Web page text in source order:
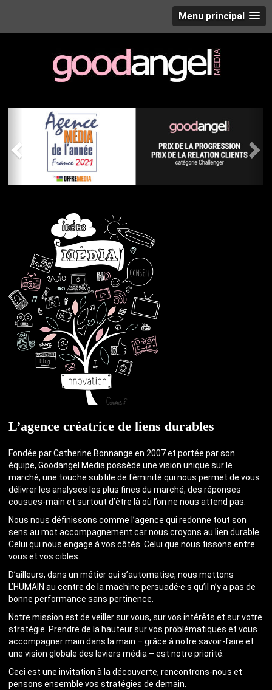
Menu principal
L’agence créatrice de liens durables
Fondée par Catherine Bonnange en 2007 et portée par son
équipe, Goodangel Media possède une vision unique sur le
marché, une touche subtile de féminité qui nous permet de vous
délivrer les analyses les plus fines du marché, des réponses
cousues-main et surtout d’être là où l’on ne nous attend pas.
Nous nous définissons comme l’agence qui redonne tout son
sens au mot accompagnement car nous croyons au lien durable.
Celui qui nous engage à vos côtés. Celui que nous tissons entre
vous et vos cibles.
D’ailleurs, dans un métier qui s’automatise, nous mettons
L’HUMAIN au centre de la machine persuadé·e·s qu’il n’y a pas de
bonne performance sans pertinence.
Notre mission est de veiller sur vous, sur vos intérêts et sur votre
stratégie. Prendre de la hauteur sur vos problématiques et vous
accompagner main dans la main – grâce à notre savoir-faire et
une vision globale des leviers média – est notre priorité.
Ceci est une invitation à la découverte, rencontrons-nous et
pensons ensemble vos stratégies de demain.